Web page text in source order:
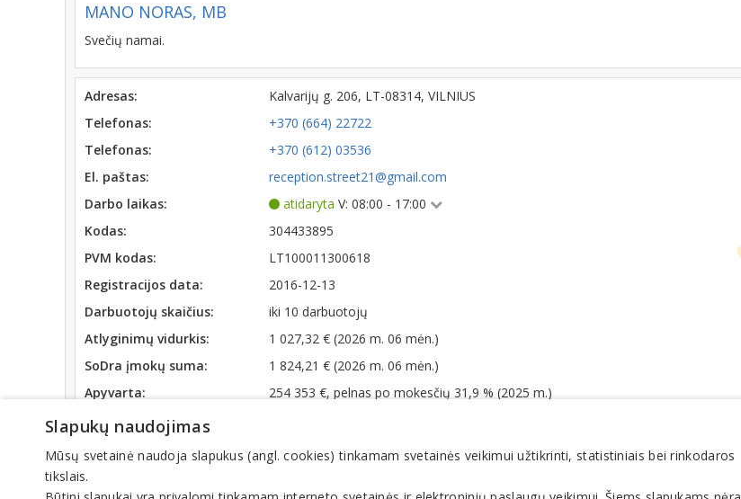
MANO NORAS, MB
Svečių namai.
Adresas:
Kalvarijų g. 206, LT-08314, VILNIUS
Telefonas:
+370 (664) 22722
Telefonas:
+370 (612) 03536
El. paštas:
reception.street21@gmail.com
Darbo laikas:
atidaryta V: 08:00 - 17:00
Kodas:
304433895
PVM kodas:
LT100011300618
Registracijos data:
2016-12-13
Darbuotojų skaičius:
iki 10 darbuotojų
Atlyginimų vidurkis:
1 027,32 € (2026 m. 06 mėn.)
SoDra įmokų suma:
1 824,21 € (2026 m. 06 mėn.)
Apyvarta:
254 353 €, pelnas po mokesčių 31,9 % (2025 m.)
Veiklos sritys
Nekilnojamas turtas. Nuoma, pardavimas, pirkimas
Slapukų naudojimas
Mūsų svetainė naudoja slapukus (angl. cookies) tinkamam svetainės veikimui užtikrinti, statistiniais bei rinkodaros
tikslais.